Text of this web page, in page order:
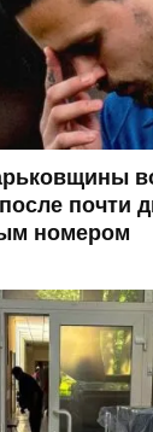
почти
номером